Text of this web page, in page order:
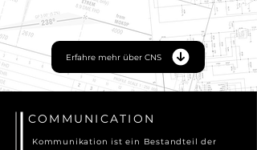
Erfahre mehr über CNS
COMMUNICATION
Kommunikation ist ein Bestandteil der